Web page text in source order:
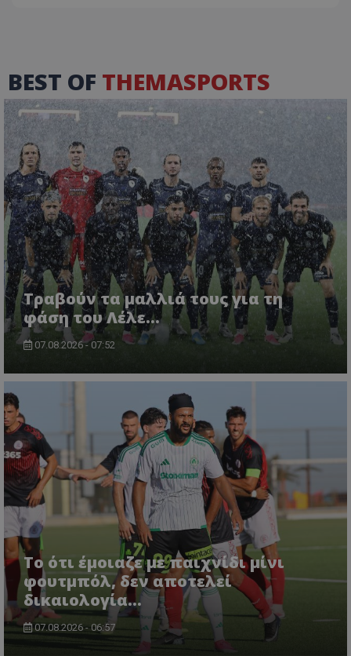
BEST OF THEMASPORTS
Τραβούν τα μαλλιά τους για τη
φάση του Λέλε…
07.08.2026 - 07:52
Το ότι έμοιαζε με παιχνίδι μίνι
φουτμπόλ, δεν αποτελεί
δικαιολογία…
07.08.2026 - 06:57